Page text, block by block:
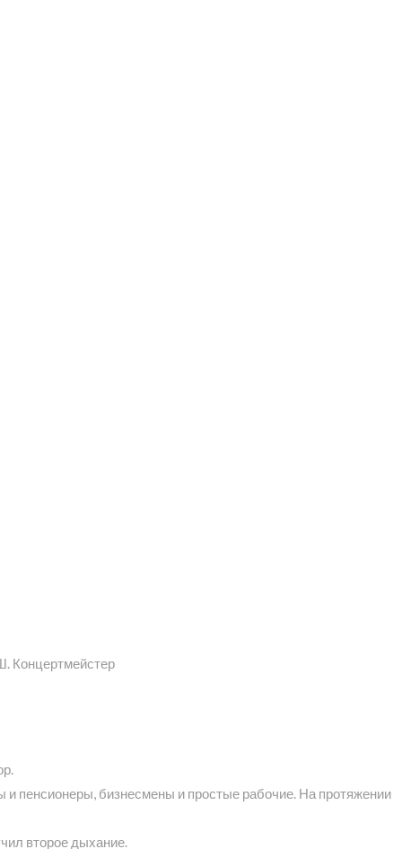
Концертмейстер
пенсионеры, бизнесмены и простые рабочие. На протяжении
второе дыхание.